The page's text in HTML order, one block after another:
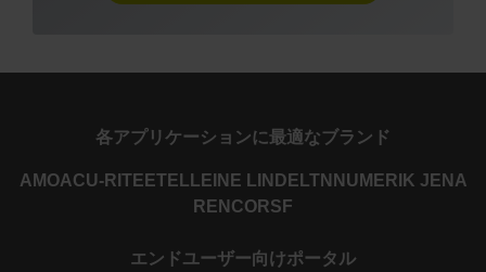
各アプリケーションに最適なブランド
AMOACU-RITE ETEL LEINE LINDE LTN NUMERIK JENA
RENCORSF
エンドユーザー向けポータル